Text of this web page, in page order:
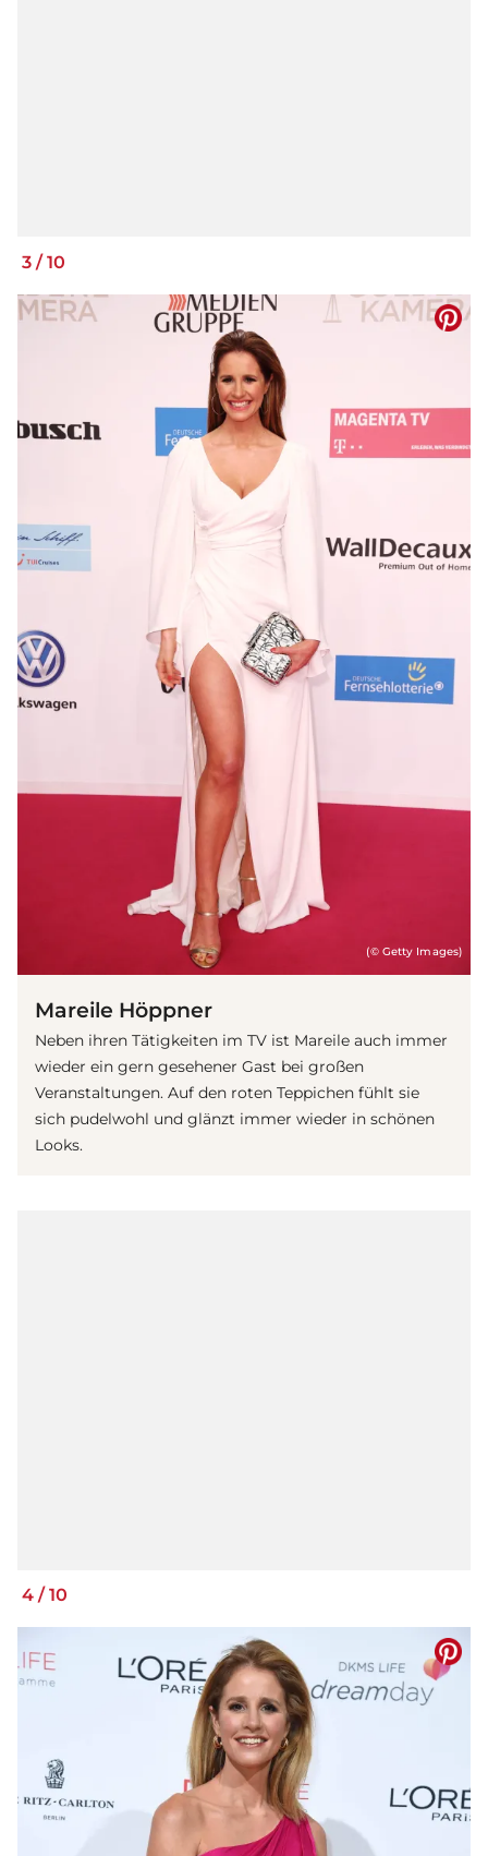
3 /10
(© Getty Images)
Mareile Höppner
Neben ihren Tätigkeiten im TV ist Mareile auch immer
wieder ein gern gesehener Gast bei großen
Veranstaltungen. Auf den roten Teppichen fühlt sie
sich pudelwohl und glänzt immer wieder in schönen
Looks.
4 / 10